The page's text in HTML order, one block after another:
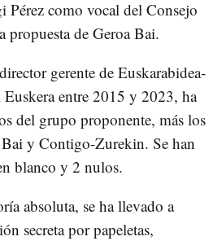
Pérez como vocal del Consejo
propuesta de Geroa Bai.
gerente de Euskarabidea-
entre 2015 y 2023, ha
del grupo proponente, más los
y Contigo-Zurekin. Se han
blanco y 2 nulos.
absoluta, se ha llevado a
secreta por papeletas,